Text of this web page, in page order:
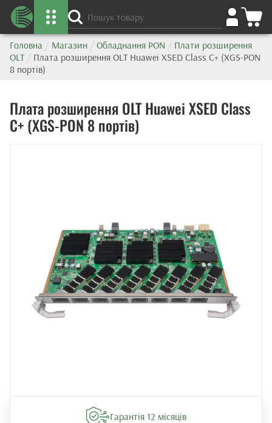
Головна / Магазин / Обладнання PON / Плати розширення
OLT / Плата розширення OLT Huawei XSED Class C+ (XGS-PON
8 портів)
Плата розширення OLT Huawei XSED Class
C+ (XGS-PON 8 портів)
Гарантія 12 місяців